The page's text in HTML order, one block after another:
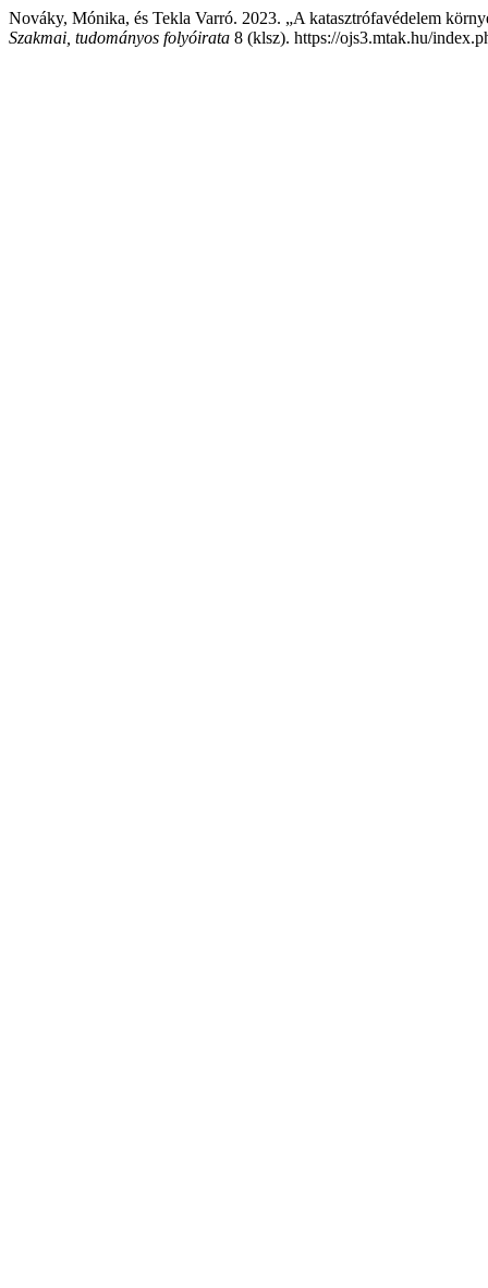
Nováky, Mónika, és Tekla Varró. 2023. „A katasztrófavédelem
Szakmai, tudományos folyóirata 8 (klsz). https://ojs3.mtak.hu/